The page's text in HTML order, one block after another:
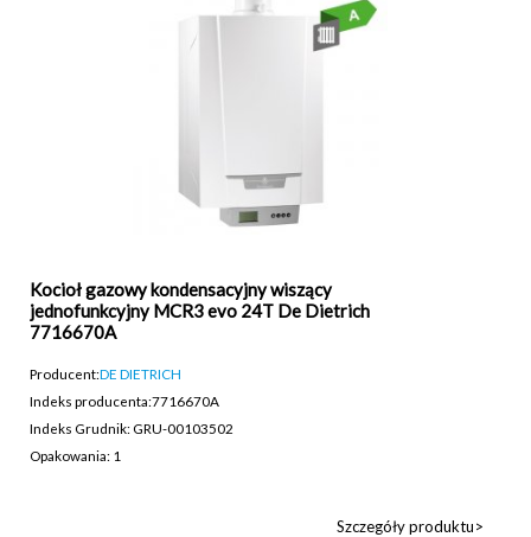
Kocioł gazowy kondensacyjny wiszący
jednofunkcyjny MCR3 evo 24T De Dietrich
7716670A
Producent:DE DIETRICH
Indeks producenta:7716670A
Indeks Grudnik: GRU-00103502
Opakowania: 1
Szczegóły produktu>